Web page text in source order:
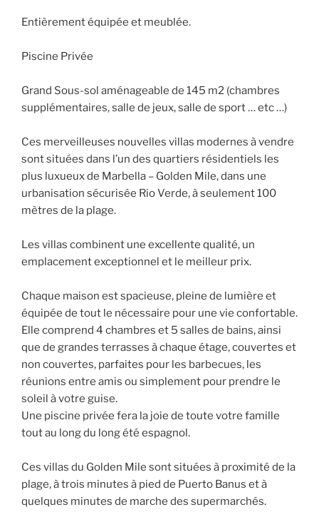
Entièrement équipée et meublée.
Piscine Privée
Grand Sous-sol aménageable de 145 m2 (chambres
supplémentaires, salle de jeux, salle de sport … etc …)
Ces merveilleuses nouvelles villas modernes à vendre
sont situées dans l’un des quartiers résidentiels les
plus luxueux de Marbella – Golden Mile, dans une
urbanisation sécurisée Rio Verde, à seulement 100
mètres de la plage.
Les villas combinent une excellente qualité, un
emplacement exceptionnel et le meilleur prix.
Chaque maison est spacieuse, pleine de lumière et
équipée de tout le nécessaire pour une vie confortable.
Elle comprend 4 chambres et 5 salles de bains, ainsi
que de grandes terrasses à chaque étage, couvertes et
non couvertes, parfaites pour les barbecues, les
réunions entre amis ou simplement pour prendre le
soleil à votre guise.
Une piscine privée fera la joie de toute votre famille
tout au long du long été espagnol.
Ces villas du Golden Mile sont situées à proximité de la
plage, à trois minutes à pied de Puerto Banus et à
quelques minutes de marche des supermarchés.